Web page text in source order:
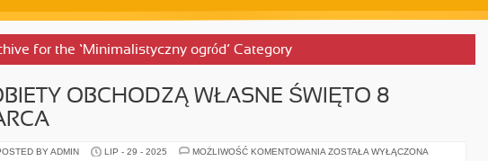
for the ‘Minimalistyczny ogród’ Category
OBCHODZĄ WŁASNE ŚWIĘTO 8
BY ADMIN LIP - 29 - 2025 MOŻLIWOŚĆ KOMENTOWANIA KOBIETY
ZOSTAŁA WYŁĄCZONA